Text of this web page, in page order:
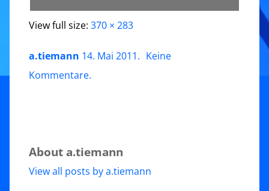
View full size: 370 × 283
a.tiemann 14. Mai 2011. Keine
Kommentarezu
.
About a.tiemann
View all posts by a.tiemann